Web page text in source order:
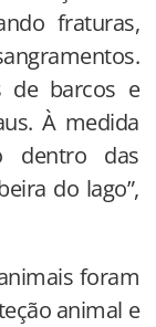
fraturas,
de barcos e
À medida
dentro das
do lago”,
foram
animal e